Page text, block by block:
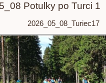
Potulky po Turci 1
2026_05_08_Turiec17